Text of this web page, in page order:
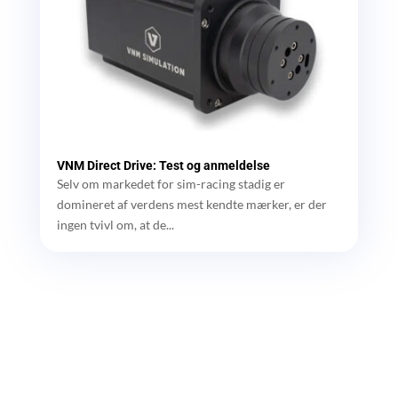
VNM Direct Drive: Test og anmeldelse
Selv om markedet for sim-racing stadig er
domineret af verdens mest kendte mærker, er der
ingen tvivl om, at de...